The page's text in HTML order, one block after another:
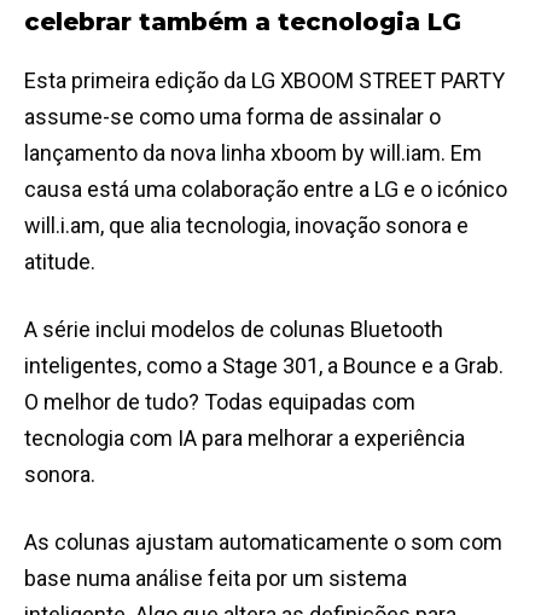
celebrar também a tecnologia LG
Esta primeira edição da LG XBOOM STREET PARTY
assume-se como uma forma de assinalar o
lançamento da nova linha xboom by will.iam. Em
causa está uma colaboração entre a LG e o icónico
will.i.am, que alia tecnologia, inovação sonora e
atitude.
A série inclui modelos de colunas Bluetooth
inteligentes, como a Stage 301, a Bounce e a Grab.
O melhor de tudo? Todas equipadas com
tecnologia com IA para melhorar a experiência
sonora.
As colunas ajustam automaticamente o som com
base numa análise feita por um sistema